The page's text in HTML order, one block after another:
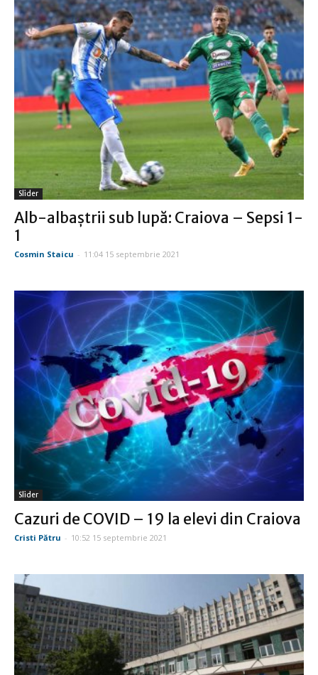
Slider
Alb-albaştrii sub lupă: Craiova – Sepsi 1-
1
Cosmin Staicu - 11:04 15 septembrie 2021
Slider
Cazuri de COVID – 19 la elevi din Craiova
Cristi Pătru - 10:52 15 septembrie 2021